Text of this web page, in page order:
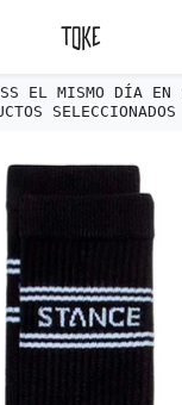
EL MISMO DÍA EN
SELECCIONADOS